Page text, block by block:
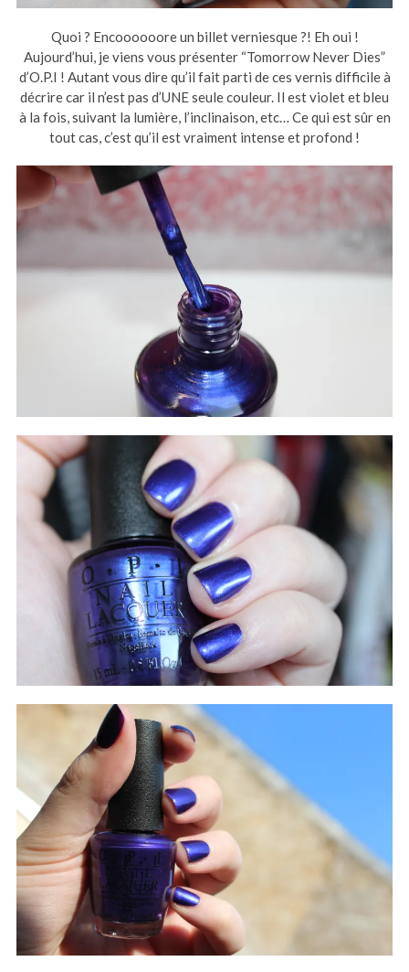
Quoi ? Encoooooore un billet verniesque ?! Eh oui !
Aujourd’hui, je viens vous présenter “Tomorrow Never Dies”
d’O.P.I ! Autant vous dire qu’il fait parti de ces vernis difficile à
décrire car il n’est pas d’UNE seule couleur. Il est violet et bleu
à la fois, suivant la lumière, l’inclinaison, etc… Ce qui est sûr en
tout cas, c’est qu’il est vraiment intense et profond !